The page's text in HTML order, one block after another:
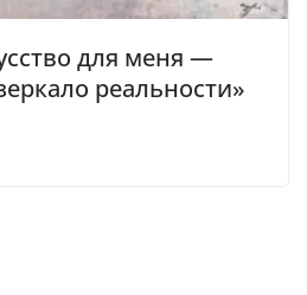
для меня —
реальности»